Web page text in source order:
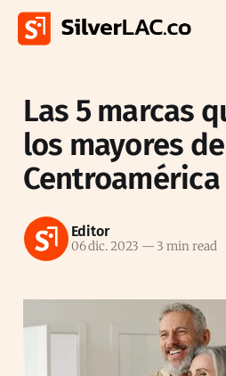
Las 5 marcas
los mayores
Centroamérica
Editor
06 dic. 2023 — 3 min read